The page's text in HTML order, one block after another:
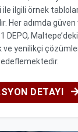
ilgili örnek
Her adımda
DEPO,
yenilikçi
DETAYI